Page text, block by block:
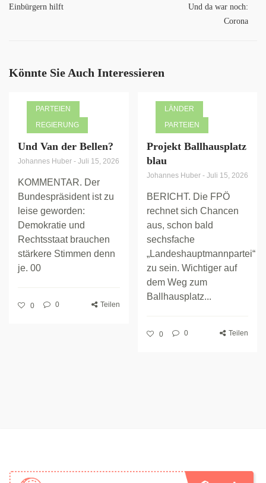
Einbürgern hilft
Und da war noch:
Corona
Könnte Sie Auch Interessieren
PARTEIEN
REGIERUNG
Und Van der Bellen?
Johannes Huber - Juli 15, 2026
KOMMENTAR. Der
Bundespräsident ist zu
leise geworden:
Demokratie und
Rechtsstaat brauchen
stärkere Stimmen denn
je. 00
0 0 Teilen
LÄNDER
PARTEIEN
Projekt Ballhausplatz
blau
Johannes Huber - Juli 15, 2026
BERICHT. Die FPÖ
rechnet sich Chancen
aus, schon bald
sechsfache
„Landeshauptmannpartei“
zu sein. Wichtiger auf
dem Weg zum
Ballhausplatz...
0 0 Teilen